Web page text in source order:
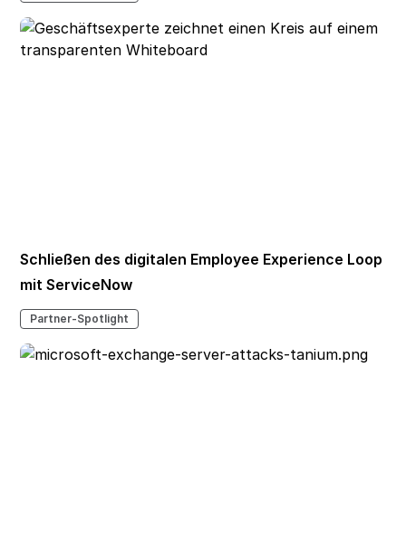
Schließen des digitalen Employee Experience Loop
mit ServiceNow
Partner-Spotlight